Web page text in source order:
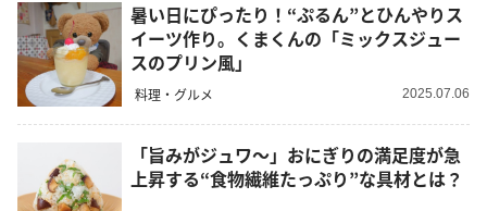
暑い日にぴったり！“ぷるん”とひんやりス
イーツ作り。くまくんの「ミックスジュー
スのプリン風」
料理・グルメ 2025.07.06
「旨みがジュワ〜」おにぎりの満足度が急
上昇する“食物繊維たっぷり”な具材とは？